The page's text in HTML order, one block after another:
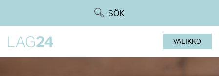
SÖK
VALIKKO